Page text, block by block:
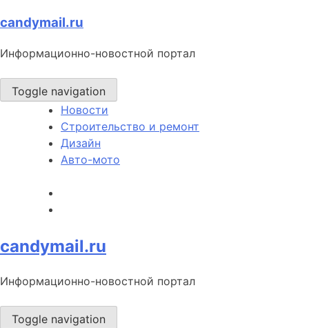
Skip
content
candymail.ru
Информационно-новостной портал
Toggle navigation
Новости
Строительство и ремонт
Дизайн
Авто-мото
candymail.ru
Информационно-новостной портал
Toggle navigation